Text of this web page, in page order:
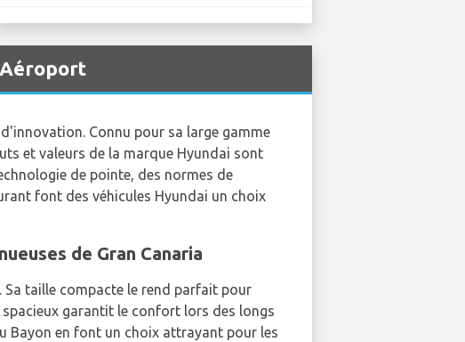
Aéroport
Connu pour sa large gamme
et valeurs de la marque Hyundai sont
de pointe, des normes de
font des véhicules Hyundai un choix
de Gran Canaria
Sa taille compacte le rend parfait pour
garantit le confort lors des longs
Bayon en font un choix attrayant pour les